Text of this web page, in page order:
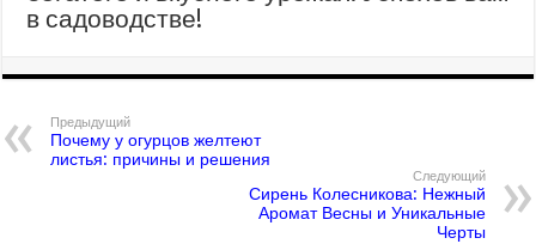
в садоводстве!
Предыдущий
Почему у огурцов желтеют
листья: причины и решения
Следующий
Сирень Колесникова: Нежный
Аромат Весны и Уникальные
Черты